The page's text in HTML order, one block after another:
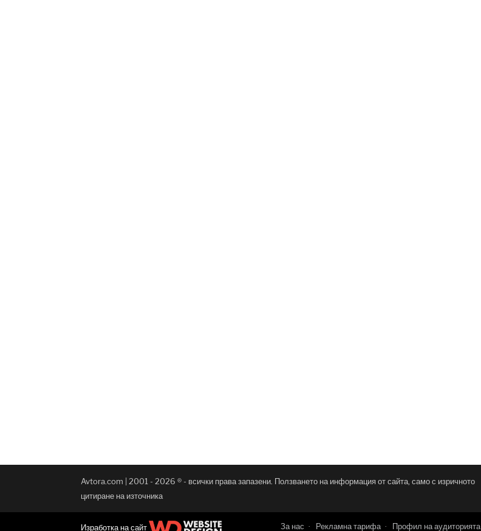
Avtora.com | 2001 - 2026 ® - всички права запазени. Ползването на информация от сайта, само с изричното
цитиране на източника
Изработка на сайт За нас Рекламна тарифа Профил на аудиторията